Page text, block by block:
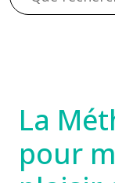
La
pour